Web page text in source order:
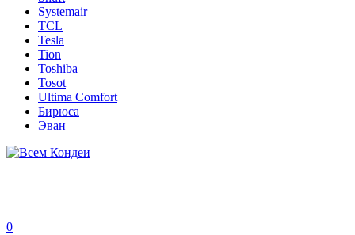
Systemair
TCL
Tesla
Tion
Toshiba
Tosot
Ultima Comfort
Бирюса
Эван
0